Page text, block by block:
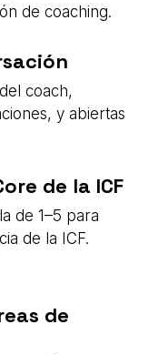
de coaching.
coach,
y abiertas
de la ICF
de 1–5 para
de la ICF.
de